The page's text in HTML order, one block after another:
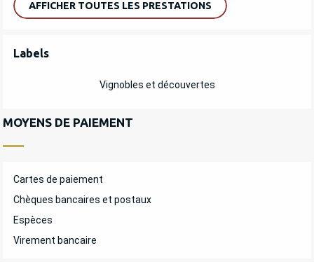
AFFICHER TOUTES LES PRESTATIONS
OFFRES DE PRESTATIONS
Labels
Labels
Vignobles et découvertes
MOYENS DE PAIEMENT
Cartes de paiement
Chèques bancaires et postaux
Espèces
Virement bancaire